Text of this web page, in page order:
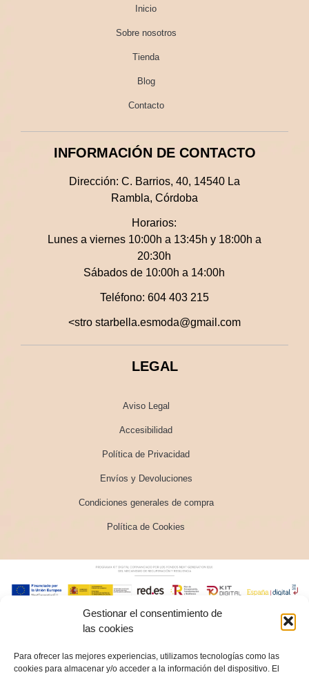
Gestionar el consentimiento de
las cookies
Para ofrecer las mejores experiencias, utilizamos tecnologías como las
cookies para almacenar y/o acceder a la información del dispositivo. El
Inicio
Sobre nosotros
Tienda
Blog
Contacto
INFORMACIÓN DE CONTACTO
Dirección: C. Barrios, 40, 14540 La
Rambla, Córdoba
Horarios:
Lunes a viernes 10:00h a 13:45h y 18:00h a
20:30h
Sábados de 10:00h a 14:00h
Teléfono: 604 403 215
<stro starbella.esmoda@gmail.com
LEGAL
Aviso Legal
Accesibilidad
Política de Privacidad
Envíos y Devoluciones
Condiciones generales de compra
Política de Cookies